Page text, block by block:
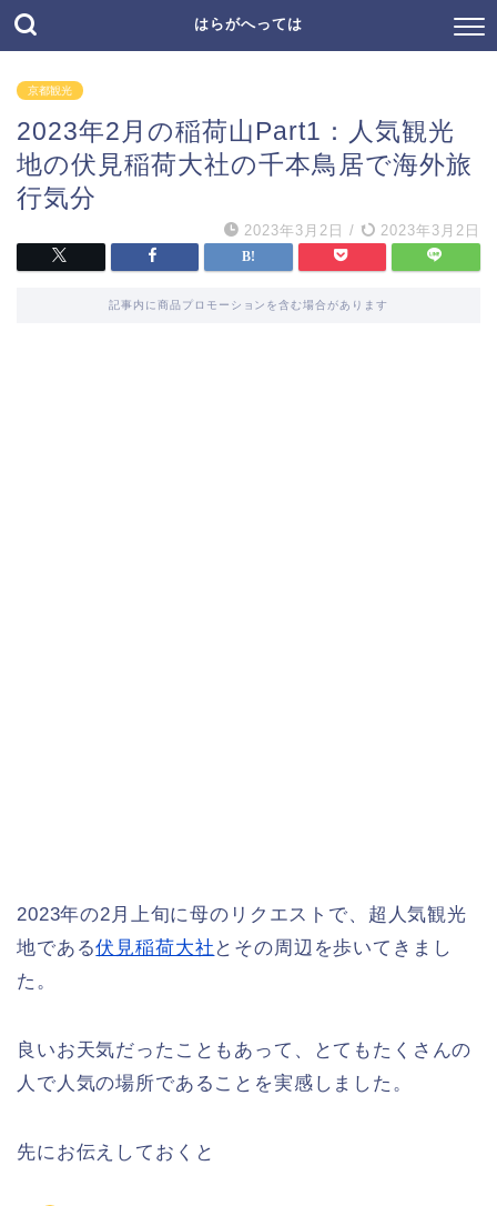
はらがへっては
京都観光
2023年2月の稲荷山Part1：人気観光
地の伏見稲荷大社の千本鳥居で海外旅
行気分
2023年3月2日 / 2023年3月2日
記事内に商品プロモーションを含む場合があります
2023年の2月上旬に母のリクエストで、超人気観光
地である伏見稲荷大社 とその周辺を歩いてきまし
た。
良いお天気だったこともあって、とてもたくさんの
人で人気の場所であることを実感しました。
先にお伝えしておくと